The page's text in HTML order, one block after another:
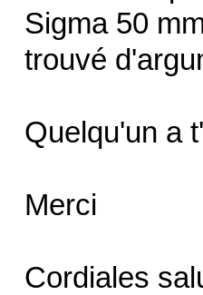
Sigma 50
trouvé
Quelqu'un a
Merci
Cordiales